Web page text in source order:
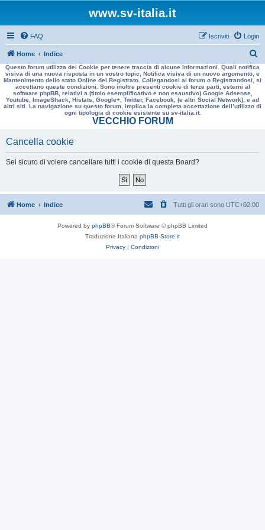
www.sv-italia.it
FAQ Login
Iscriviti
Home Indice
e
r
a
Questo forum utilizza dei Cookie per tenere traccia di alcune informazioni. Quali notifica
visiva di una nuova risposta in un vostro topic, Notifica visiva di un nuovo argomento, e
Mantenimento dello stato Online del Registrato. Collegandosi al forum o Registrandosi, si
accettano queste condizioni. Sono inoltre presenti cookie di terze parti, esterni al
software phpBB, relativi a (titolo esemplificativo e non esaustivo) Google Adsense,
Youtube, ImageShack, Histats, Google+, Twitter, Facebook, (e altri Social Network), e ad
altri siti. La navigazione su questo forum, implica la completa accettazione dell’utilizzo di
ogni tipologia di cookie esistente su sv-italia.it.
VECCHIO FORUM
Cancella cookie
Sei sicuro di volere cancellare tutti i cookie di questa Board?
Home Indice Tutti gli orari sono UTC+02:00
Powered by phpBB® Forum Software © phpBB Limited
Traduzione Italiana phpBB-Store.it
Privacy | Condizioni